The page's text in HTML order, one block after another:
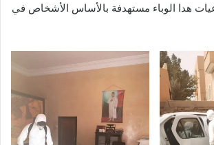
هدا الوباء مستهدفة بالأساس الأشخاص في